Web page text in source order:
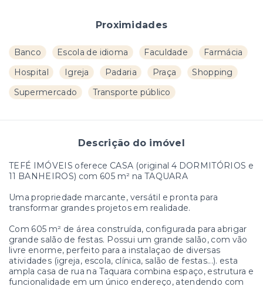
Proximidades
Banco Escola de idioma Faculdade
Farmácia
Hospital
Igreja Padaria Praça
Shopping
Supermercado
Transporte público
Descrição do imóvel
TEFÉ IMÓVEIS oferece CASA (original 4 DORMITÓRIOS e
11 BANHEIROS) com 605 m² na TAQUARA
Uma propriedade marcante, versátil e pronta para
transformar grandes projetos em realidade.
Com 605 m² de área construída, configurada para abrigar
grande salão de festas. Possui um grande salão, com vão
livre enorme, perfeito para a instalaçao de diversas
atividades (igreja, escola, clínica, salão de festas...). esta
ampla casa de rua na Taquara combina espaço, estrutura e
funcionalidade em um único endereço, atendendo com